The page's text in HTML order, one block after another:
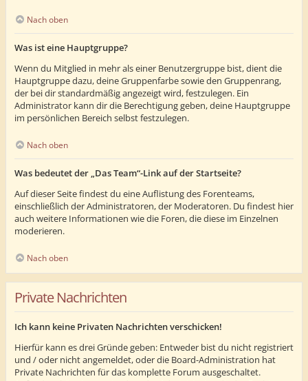
Nach oben
Was ist eine Hauptgruppe?
Wenn du Mitglied in mehr als einer Benutzergruppe bist, dient die
Hauptgruppe dazu, deine Gruppenfarbe sowie den Gruppenrang,
der bei dir standardmäßig angezeigt wird, festzulegen. Ein
Administrator kann dir die Berechtigung geben, deine Hauptgruppe
im persönlichen Bereich selbst festzulegen.
Nach oben
Was bedeutet der „Das Team“-Link auf der Startseite?
Auf dieser Seite findest du eine Auflistung des Forenteams,
einschließlich der Administratoren, der Moderatoren. Du findest hier
auch weitere Informationen wie die Foren, die diese im Einzelnen
moderieren.
Nach oben
Private Nachrichten
Ich kann keine Privaten Nachrichten verschicken!
Hierfür kann es drei Gründe geben: Entweder bist du nicht registriert
und / oder nicht angemeldet, oder die Board-Administration hat
Private Nachrichten für das komplette Forum ausgeschaltet.